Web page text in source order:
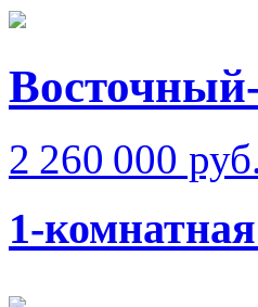
2 260 000
1-